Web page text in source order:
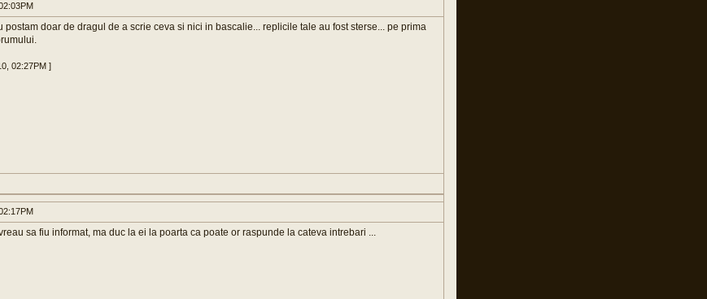
postam doar de dragul de a scrie ceva si nici in bascalie... replicile tale au fost sterse... pe prima
02:27PM ]
sa fiu informat, ma duc la ei la poarta ca poate or raspunde la cateva intrebari ...